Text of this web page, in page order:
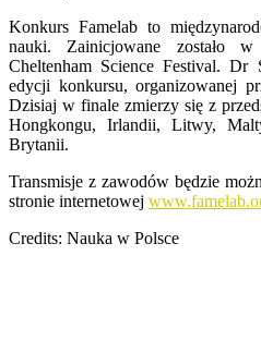
Konkurs Famelab to
nauki. Zainicjowane zostało
Cheltenham Science Festival. Dr
edycji konkursu, organizowanej
Dzisiaj w finale zmierzy się z
Hongkongu, Irlandii, Litwy,
Brytanii.
Transmisje z zawodów będzie
stronie internetowej
Credits: Nauka w Polsce